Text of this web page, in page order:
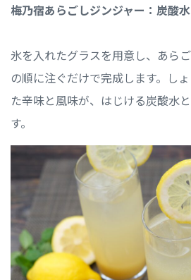
梅乃宿あらごしジンジャー：炭酸
氷を入れたグラスを用意し、あら
の順に注ぐだけで完成します。し
た辛味と風味が、はじける炭酸水
す。